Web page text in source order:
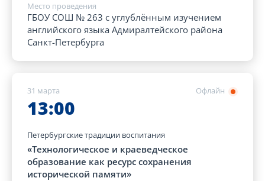
Место проведения
ГБОУ СОШ № 263 с углублённым изучением
английского языка Адмиралтейского района
Санкт-Петербурга
Офлайн
31 марта
13:00
Петербургские традиции воспитания
«Технологическое и краеведческое
образование как ресурс сохранения
исторической памяти»